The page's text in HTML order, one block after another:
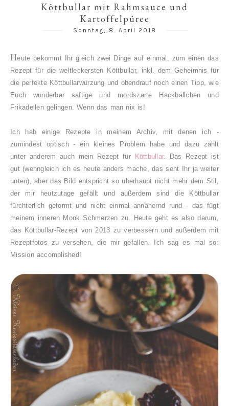
Köttbullar mit Rahmsauce und
Kartoffelpüree
Sonntag, 8. April 2018
Heute bekommt Ihr gleich zwei Dinge auf einmal, zum einen das
Rezept für die weltleckersten Köttbullar, inkl. dem Geheimnis für
die perfekte Köttbullarwürzung und obendrauf noch einen Tipp, wie
Euch wunderbar saftige und mordszarte Hackbällchen und
Frikadellen gelingen. Wenn das man nix is!
Ich hab einige Rezepte in meinem Archiv, mit denen ich -
zumindest optisch - ein kleines Problem habe und dazu zählt
unter anderem auch mein Rezept für
Köttbullar. Das Rezept ist
gut (wenngleich ich es heute anders mache, das seht Ihr ja weiter
unten), aber das Bild entspricht so überhaupt nicht mehr dem Stil,
der mir heutzutage gefällt und außerdem sind die Köttbullar
fürchterlich geformt und nicht einmal annähernd rund - das fügt
meinem inneren Monk Schmerzen zu. Heute geht es also darum,
das Köttbullar-Rezept von 2013 zu verbessern und außerdem mit
Rezeptfotos zu versehen, die mir gefallen. Ich sag es mal so:
Mission accomplished!